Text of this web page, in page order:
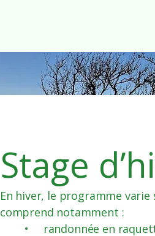
Stage
En hiver, le programme
comprend notamment :
• randonnée en